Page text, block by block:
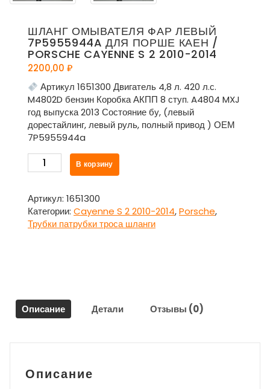
ШЛАНГ ОМЫВАТЕЛЯ ФАР ЛЕВЫЙ
7P5955944A ДЛЯ ПОРШЕ КАЕН /
PORSCHE CAYENNE S 2 2010-2014
2200,00 ₽
Артикул 1651300 Двигатель 4,8 л. 420 л.с.
M4802D бензин Коробка АКПП 8 ступ. A4804 MXJ
год выпуска 2013 Состояние бу, (левый
дорестайлинг, левый руль, полный привод ) ОЕМ
7P5955944a
Количество
товара
омывателя
фар
левый
Porsche
Cayenne
В корзину
Артикул: 1651300
Категории: Cayenne S 2 2010-2014,Porsche,
Трубки патрубки троса шланги
Описание Детали Отзывы (0)
Описание